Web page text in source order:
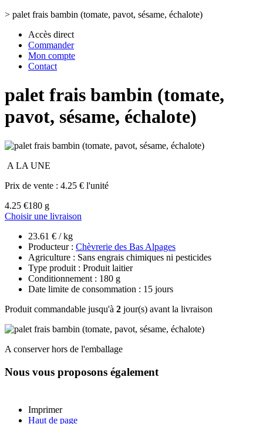
> palet frais bambin (tomate, pavot, sésame, échalote)
Accès direct
Commander
Mon compte
Contact
palet frais bambin (tomate,
pavot, sésame, échalote)
A LA UNE
Prix de vente : 4.25 € l'unité
4.25 €180 g
Choisir une livraison
23.61 € / kg
Producteur : Chèvrerie des Bas Alpages
Agriculture : Sans engrais chimiques ni pesticides
Type produit : Produit laitier
Conditionnement : 180 g
Date limite de consommation : 15 jours
Produit commandable jusqu'à 2 jour(s) avant la livraison
A conserver hors de l'emballage
Nous vous proposons également
Imprimer
Haut de page